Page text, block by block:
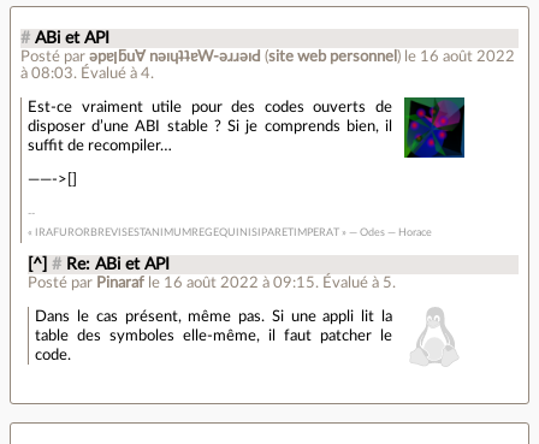
# ABi et API
Posté par ǝpɐןƃu∀ nǝıɥʇʇɐW-ǝɹɹǝıԀ (site web personnel ) le 16 août 2022
à 08:03. Évalué à 4.
Est-ce vraiment utile pour des codes ouverts de
disposer d’une ABI stable ? Si je comprends bien, il
suffit de recompiler…
——->[]
« IRAFURORBREVISESTANIMUMREGEQUINISIPARETIMPERAT » — Odes — Horace
[^] # Re: ABi et API
Posté par Pinaraf le 16 août 2022 à 09:15. Évalué à 5.
Dans le cas présent, même pas. Si une appli lit la
table des symboles elle-même, il faut patcher le
code.